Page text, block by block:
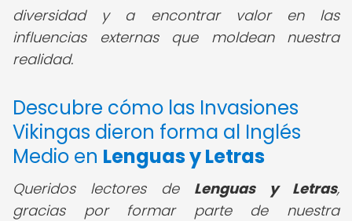
diversidad y a encontrar valor en las
influencias externas que moldean nuestra
realidad.
Descubre cómo las Invasiones
Vikingas dieron forma al Inglés
Medio en Lenguas y Letras
Queridos lectores de Lenguas y Letras,
gracias por formar parte de nuestra